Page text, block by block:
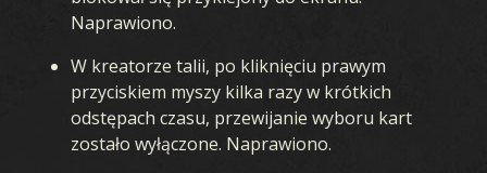
Naprawiono.
W kreatorze talii, po kliknięciu prawym
przyciskiem myszy kilka razy w krótkich
odstępach czasu, przewijanie wyboru kart
zostało wyłączone. Naprawiono.